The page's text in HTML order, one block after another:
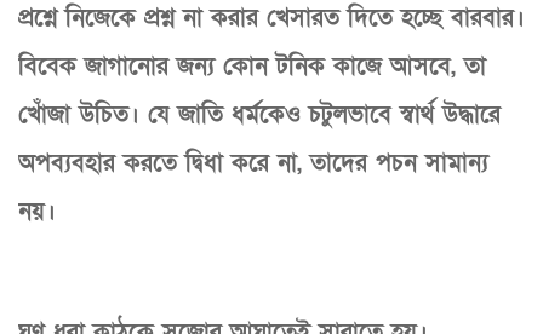
প্রশ্নে নিজেকে প্রশ্ন না করার খেসারত দিতে হচ্ছে বারবার।
বিবেক জাগানোর জন্য কোন টনিক কাজে আসবে, তা
খোঁজা উচিত। যে জাতি ধর্মকেও চটুলভাবে স্বার্থ উদ্ধারে
অপব্যবহার করতে দ্বিধা করে না, তাদের পচন সামান্য
নয়।